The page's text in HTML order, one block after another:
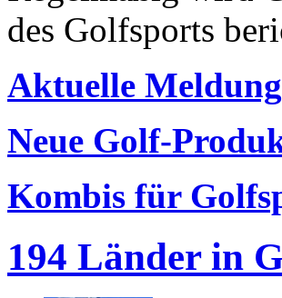
des Golfsports
Aktuelle
Neue Golf-
Kombis für
194 Länder in